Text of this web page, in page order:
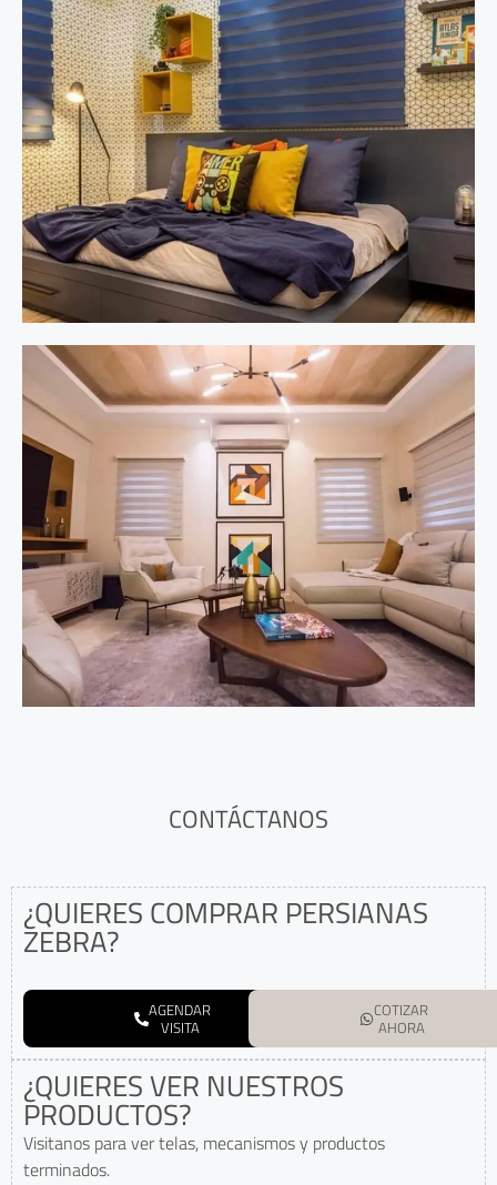
CONTÁCTANOS
¿QUIERES COMPRAR PERSIANAS
ZEBRA?
AGENDAR
VISITA
COTIZAR
AHORA
¿QUIERES VER NUESTROS
PRODUCTOS?
Visitanos para ver telas, mecanismos y productos
terminados.